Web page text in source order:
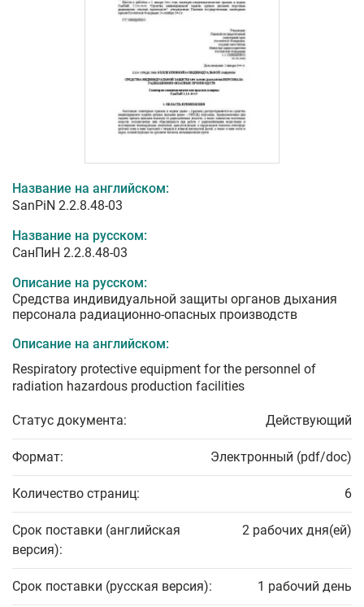
Название на английском:
SanPiN 2.2.8.48-03
Название на русском:
СанПиН 2.2.8.48-03
Описание на русском:
Средства индивидуальной защиты органов дыхания
персонала радиационно-опасных производств
Описание на английском:
Respiratory protective equipment for the personnel of
radiation hazardous production facilities
Статус документа: Действующий
Формат: Электронный (pdf/doc)
Количество страниц: 6
Срок поставки (английская
версия):
2 рабочих дня(ей)
Срок поставки (русская версия): 1 рабочий день